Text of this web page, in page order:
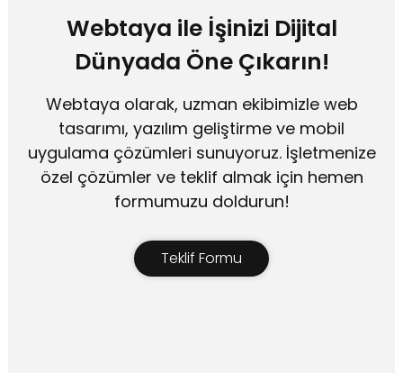
Webtaya ile İşinizi Dijital
Dünyada Öne Çıkarın!
Webtaya olarak, uzman ekibimizle web
tasarımı, yazılım geliştirme ve mobil
uygulama çözümleri sunuyoruz. İşletmenize
özel çözümler ve teklif almak için hemen
formumuzu doldurun!
Teklif Formu